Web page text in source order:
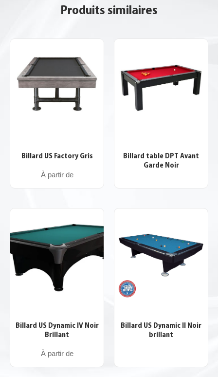
Produits similaires
Billard US Factory Gris
À partir de
Billard table DPT Avant
Garde Noir
Billard US Dynamic IV Noir
Brillant
À partir de
Billard US Dynamic II Noir
brillant